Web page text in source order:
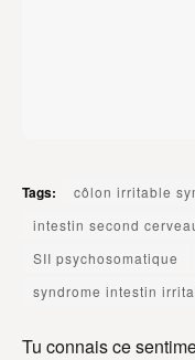
Tags: côlon irritable
intestin second
SII psychosomatique
syndrome intestin
Tu connais ce